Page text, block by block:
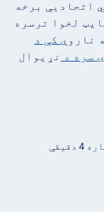
اتحادیې برخه
لخوا ترسره
ناروې کې د
سره د نړیوال